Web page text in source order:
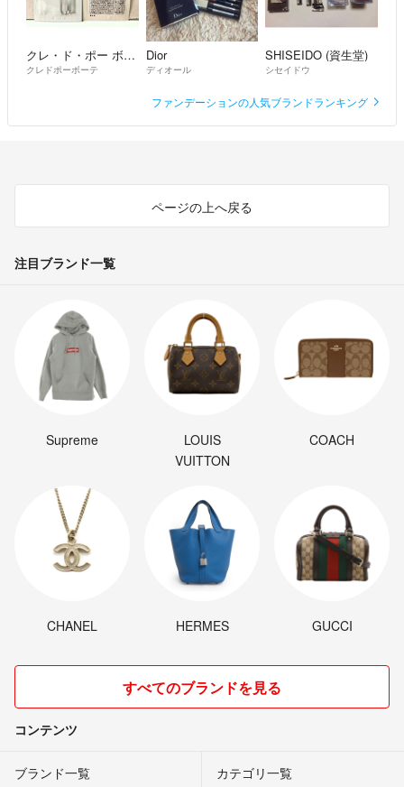
クレ・ド・ポー ボーテ
クレドポーボーテ
Dior
ディオール
SHISEIDO (資生堂)
シセイドウ
ファンデーションの人気ブランドランキング
ページの上へ戻る
注目ブランド一覧
Supreme
LOUIS
VUITTON
COACH
CHANEL HERMES GUCCI
すべてのブランドを見る
コンテンツ
ブランド一覧 カテゴリ一覧